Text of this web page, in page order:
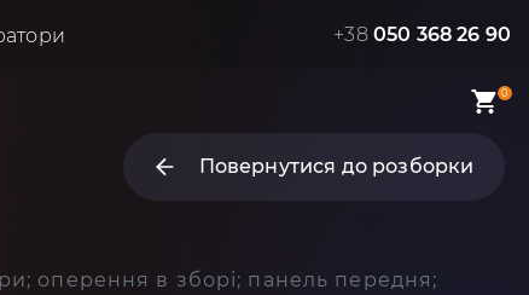
+38 050 368 26 90
0
Повернутися до розборки
оперення в зборі; панель передня;